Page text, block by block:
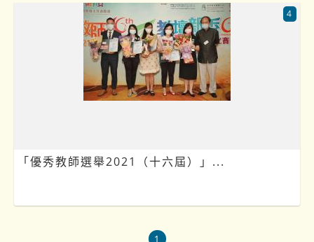
「優秀教師選舉2021（十六屆）」...
4
1